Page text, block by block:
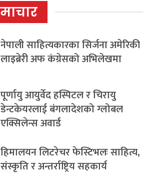
नेपाली साहित्यकारका सिर्जना अमेरिकी
लाइब्रेरी अफ कंग्रेसको अभिलेखमा
पूर्णायु आयुर्वेद हस्पिटल र चिरायु
डेन्टकेयरलाई बंगलादेशको ग्लोबल
एक्सिलेन्स अवार्ड
हिमालयन लिटरेचर फेस्टिभलः साहित्य,
संस्कृति र अन्तर्राष्ट्रिय सहकार्य